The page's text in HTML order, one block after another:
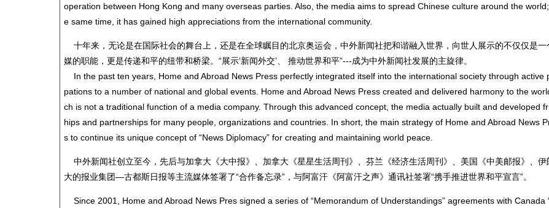
operation between Hong Kong and many overseas parties. Also, the media aims to spread Chinese culture around the
e same time, it has gained high appreciations from the international community.
十年来，无论是在国际社会的舞台上，还是在全球瞩目的北京奥运会，中外新闻社把和谐融入世界，向世人展示的不仅仅是一
媒的职能，更是传递和平的纽带和桥梁。“展示‘新闻外交’、 推动世界和平”---成为中外新闻社发展的主旋律。
In the past ten years, Home and Abroad News Press perfectly integrated itself into the international society through active
pations to a number of national and global events. Home and Abroad News Press created and delivered harmony to the
ch is not a traditional function of a media company. Through this advanced concept, the media actually built and developed
hips and partnerships for many people, organizations and countries. In short, the main strategy of Home and Abroad News
s to continue its unique concept of “News Diplomacy” for creating and maintaining world peace.
中外新闻社创立至今，先后与加拿大《大中报》、加拿大《星星生活周刊》、芬兰《经济生活周刊》、美国《中美邮报》、伊
大的报业集团—古都斯日报等主流媒体签署了“合作备忘录”，与阿富汗《阿富汗之声》通讯社签署“携手推进世界和平宣言”。
Since 2001, Home and Abroad News Pres signed a series of “Memorandum of Understandings” agreements with Canada